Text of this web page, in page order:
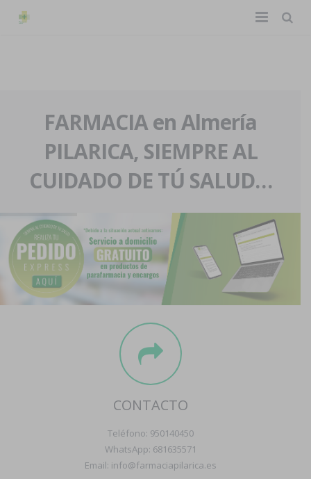
La farmacia
Nuestra historia
Nuestro equipo
Eventos
Servicios y reservas
Pedidos express
Blog
Contacto
Boletín
FARMACIA en Almería
PILARICA, SIEMPRE AL
CUIDADO DE TÚ SALUD…
CONTACTO
Teléfono: 950140450
WhatsApp: 681635571
Email: info@farmaciapilarica.es